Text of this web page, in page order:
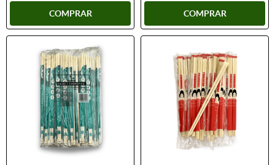
COMPRAR COMPRAR